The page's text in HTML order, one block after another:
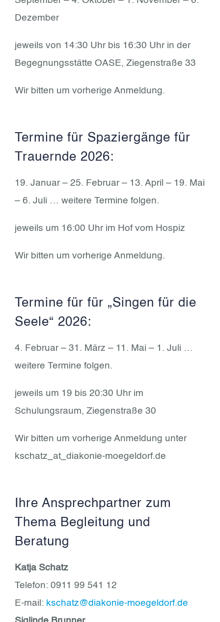
Dezember
jeweils von 14:30 Uhr bis 16:30 Uhr in der
Begegnungsstätte OASE, Ziegenstraße 33
Wir bitten um vorherige Anmeldung.
Termine für Spaziergänge für
Trauernde 2026:
19. Januar – 25. Februar – 13. April – 19. Mai
– 6. Juli … weitere Termine folgen.
jeweils um 16:00 Uhr im Hof vom Hospiz
Wir bitten um vorherige Anmeldung.
Termine für für „Singen für die
Seele“ 2026:
4. Februar – 31. März – 11. Mai – 1. Juli …
weitere Termine folgen.
jeweils um 19 bis 20:30 Uhr im
Schulungsraum, Ziegenstraße 30
Wir bitten um vorherige Anmeldung unter
kschatz_at_diakonie-moegeldorf.de
Ihre Ansprechpartner zum
Thema Begleitung und
Beratung
Katja Schatz
Telefon: 0911 99 541 12
E-mail: kschatz@diakonie-moegeldorf.de